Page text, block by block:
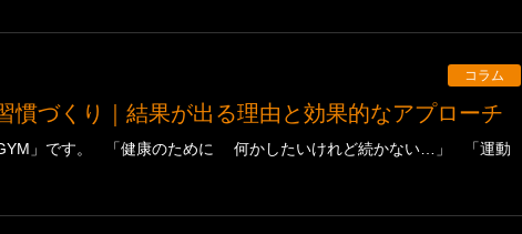
コラム
習慣づくり｜結果が出る理由と効果的なアプローチ
GYM」です。 「健康のために 何かしたいけれど続かない…」 「運動